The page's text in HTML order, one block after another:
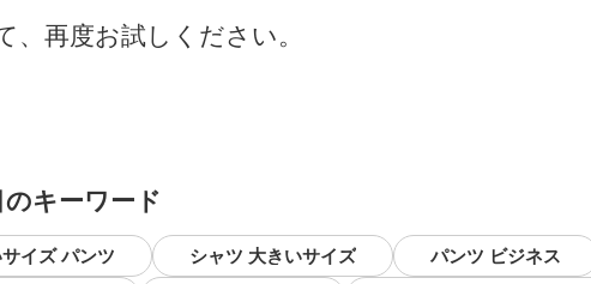
、再度お試しください。
のキーワード
イズ パンツ シャツ 大きいサイズ パンツ ビジネス